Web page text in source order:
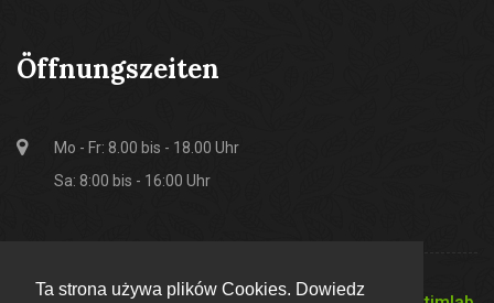
Ta strona używa plików Cookies. Dowiedz
Öffnungszeiten
Mo - Fr: 8.00 bis - 18.00 Uhr
Sa: 8:00 bis - 16:00 Uhr